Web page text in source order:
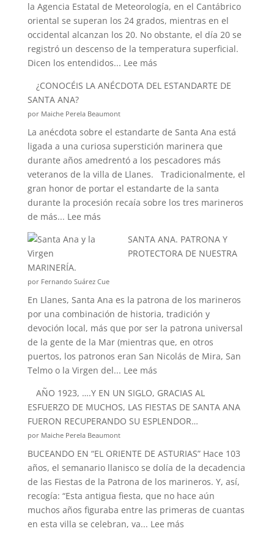
la Agencia Estatal de Meteorología, en el Cantábrico
oriental se superan los 24 grados, mientras en el
occidental alcanzan los 20. No obstante, el día 20 se
registró un descenso de la temperatura superficial.
Dicen los entendidos... Lee más:
QUÉ
EFECTO
“CORIOLIS”?
¿CONOCÉIS LA ANÉCDOTA DEL ESTANDARTE DE
SANTA ANA?
por Maiche Perela Beaumont
La anécdota sobre el estandarte de Santa Ana está
ligada a una curiosa superstición marinera que
durante años amedrentó a los pescadores más
veteranos de la villa de Llanes. Tradicionalmente, el
gran honor de portar el estandarte de la santa
durante la procesión recaía sobre los tres marineros
de más... Lee más:
ANÉCDOTA
ESTANDARTE
DE
SANTA
ANA?
SANTA ANA. PATRONA Y
PROTECTORA DE NUESTRA
MARINERÍA.
por Fernando Suárez Cue
En Llanes, Santa Ana es la patrona de los marineros
por una combinación de historia, tradición y
devoción local, más que por ser la patrona universal
de la gente de la Mar (mientras que, en otros
puertos, los patronos eran San Nicolás de Mira, San
Telmo o la Virgen del... Lee más:
ANA.
PATRONA
Y
DE
NUESTRA
MARINERÍA.
AÑO 1923, ….Y EN UN SIGLO, GRACIAS AL
ESFUERZO DE MUCHOS, LAS FIESTAS DE SANTA ANA
FUERON RECUPERANDO SU ESPLENDOR…
por Maiche Perela Beaumont
BUCEANDO EN “EL ORIENTE DE ASTURIAS” Hace 103
años, el semanario llanisco se dolía de la decadencia
de las Fiestas de la Patrona de los marineros. Y, así,
recogía: “Esta antigua fiesta, que no hace aún
muchos años figuraba entre las primeras de cuantas
en esta villa se celebran, va... Lee más: